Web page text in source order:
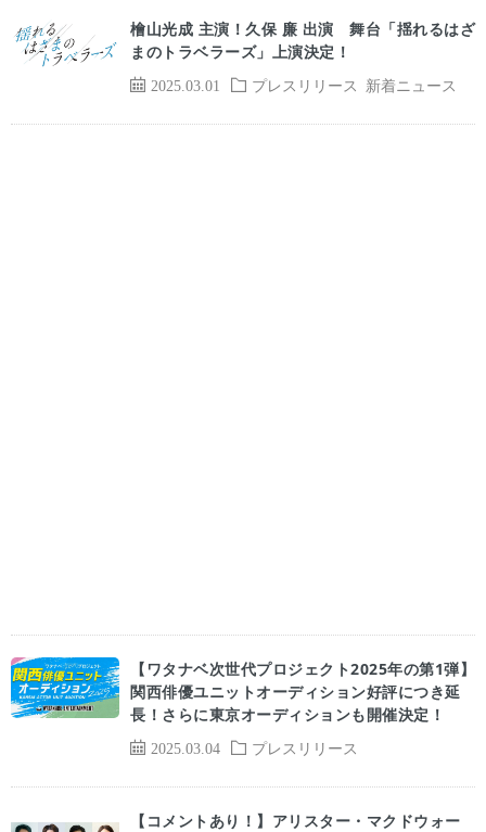
2025.03.01 プレスリリース 新着ニュース
檜⼭光成 主演！久保 廉 出演 舞台「揺れるはざ
まのトラベラーズ」上演決定！
2025.03.04 プレスリリース
【ワタナベ次世代プロジェクト2025年の第1弾】
関西俳優ユニットオーディション好評につき延
長！さらに東京オーディションも開催決定！
【コメントあり！】アリスター・マクドウォー